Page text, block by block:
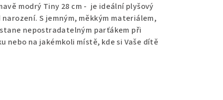
modrý Tiny 28 cm - je ideální plyšový
S jemným, měkkým materiálem,
nepostradatelným parťákem při
nebo na jakémkoli místě, kde si Vaše dítě